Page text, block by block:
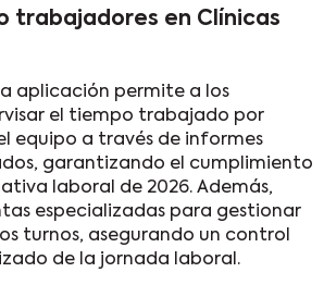
trabajadores en Clínicas
aplicación permite a los
el tiempo trabajado por
equipo a través de informes
garantizando el cumplimiento
laboral de 2026. Además,
especializadas para gestionar
turnos, asegurando un control
de la jornada laboral.